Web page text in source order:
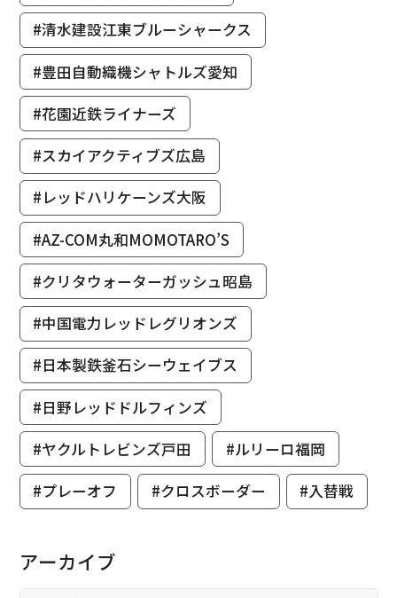
#清水建設江東ブルーシャークス
#豊田自動織機シャトルズ愛知
#花園近鉄ライナーズ
#スカイアクティブズ広島
#レッドハリケーンズ大阪
#AZ-COM丸和MOMOTARO’S
#クリタウォーターガッシュ昭島
#中国電力レッドレグリオンズ
#日本製鉄釜石シーウェイブス
#日野レッドドルフィンズ
#ヤクルトレビンズ戸田
#ルリーロ福岡
#プレーオフ
#クロスボーダー #入替戦
アーカイブ